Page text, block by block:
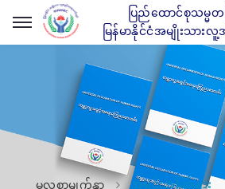
ပြည်ထောင်စုသမ္မတ
မြန်မာနိုင်ငံအမျိုးသား
မူလစာမျက်နှာ အရင်းအမြစ်များ